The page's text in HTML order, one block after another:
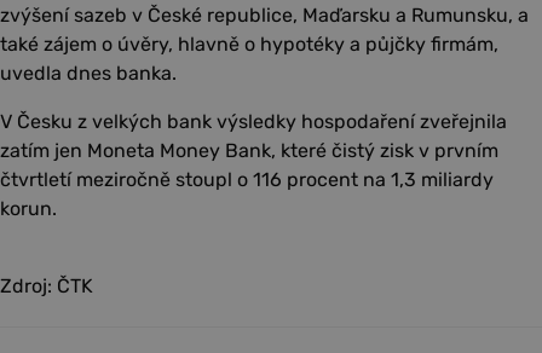
zvýšení sazeb v České republice, Maďarsku a Rumunsku, a
také zájem o úvěry, hlavně o hypotéky a půjčky firmám,
uvedla dnes banka.
V Česku z velkých bank výsledky hospodaření zveřejnila
zatím jen Moneta Money Bank, které čistý zisk v prvním
čtvrtletí meziročně stoupl o 116 procent na 1,3 miliardy
korun.
Zdroj: ČTK